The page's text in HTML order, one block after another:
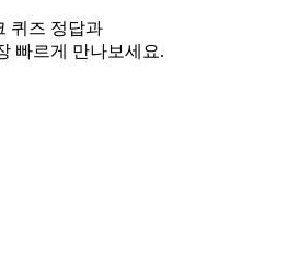
퀴즈 정답과
빠르게 만나보세요.